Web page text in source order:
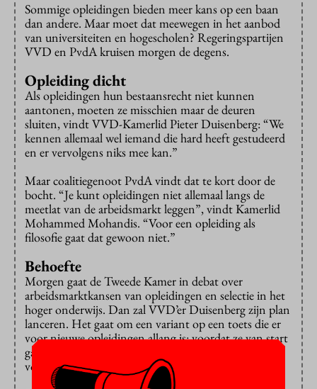
Sommige opleidingen bieden meer kans op een baan
dan andere. Maar moet dat meewegen in het aanbod
van universiteiten en hogescholen? Regeringspartijen
VVD en PvdA kruisen morgen de degens.
Opleiding dicht
Als opleidingen hun bestaansrecht niet kunnen
aantonen, moeten ze misschien maar de deuren
sluiten, vindt VVD-Kamerlid Pieter Duisenberg: “We
kennen allemaal wel iemand die hard heeft gestudeerd
en er vervolgens niks mee kan.”
Maar coalitiegenoot PvdA vindt dat te kort door de
bocht. “Je kunt opleidingen niet allemaal langs de
meetlat van de arbeidsmarkt leggen”, vindt Kamerlid
Mohammed Mohandis. “Voor een opleiding als
filosofie gaat dat gewoon niet.”
Behoefte
Morgen gaat de Tweede Kamer in debat over
arbeidsmarktkansen van opleidingen en selectie in het
hoger onderwijs. Dan zal VVD’er Duisenberg zijn plan
lanceren. Het gaat om een variant op een toets die er
voor nieuwe opleidingen allang is: voordat ze van start
gaan, moeten ze aantonen dat ze in een behoefte
voorzien van studenten en werkgevers.